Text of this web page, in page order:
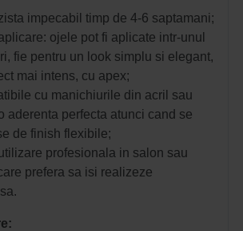
impecabil timp de 4-6 saptamani;
ojele pot fi aplicate intr-unul
fie pentru un look simplu si elegant,
mai intens, cu apex;
cu manichiurile din acril sau
aderenta perfecta atunci cand se
de finish flexibile;
profesionala in salon sau
prefera sa isi realizeze